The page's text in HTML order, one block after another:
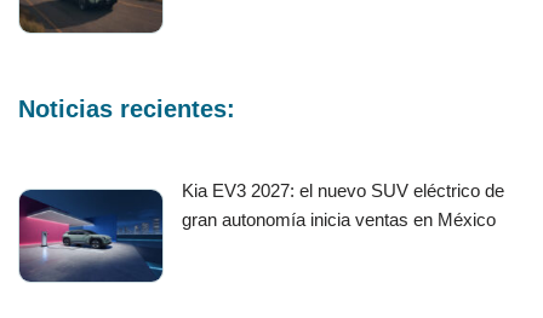
Noticias recientes:
Kia EV3 2027: el nuevo SUV eléctrico de
gran autonomía inicia ventas en México